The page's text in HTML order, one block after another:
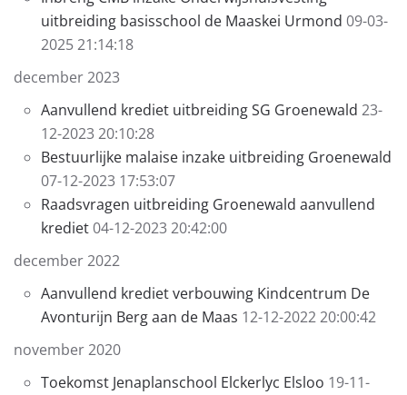
uitbreiding basisschool de Maaskei Urmond 09-03-
2025 21:14:18
december 2023
Aanvullend krediet uitbreiding SG Groenewald 23-
12-2023 20:10:28
Bestuurlijke malaise inzake uitbreiding Groenewald
07-12-2023 17:53:07
Raadsvragen uitbreiding Groenewald aanvullend
krediet04-12-2023 20:42:00
december 2022
Aanvullend krediet verbouwing Kindcentrum De
Avonturijn Berg aan de Maas 12-12-2022 20:00:42
november 2020
Toekomst Jenaplanschool Elckerlyc Elsloo 19-11-